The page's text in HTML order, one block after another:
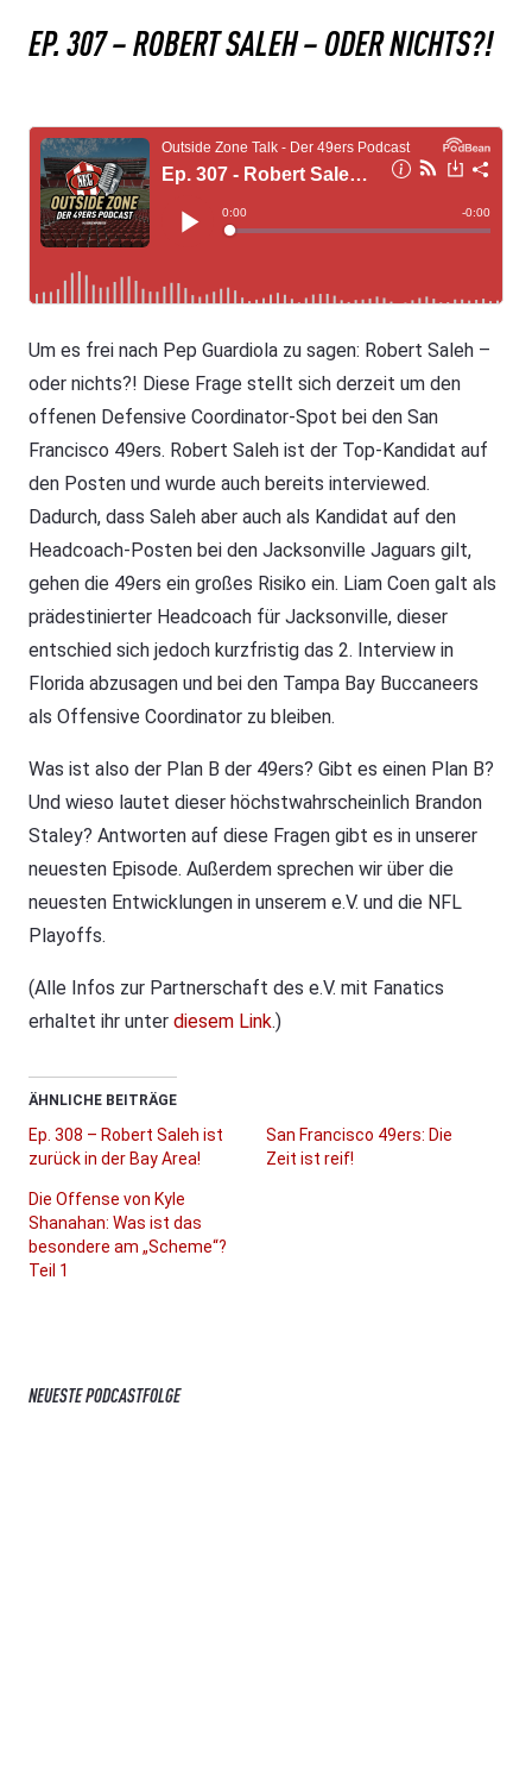
EP. 307 – ROBERT SALEH – ODER NICHTS?!
Um es frei nach Pep Guardiola zu sagen: Robert Saleh –
oder nichts?! Diese Frage stellt sich derzeit um den
offenen Defensive Coordinator-Spot bei den San
Francisco 49ers. Robert Saleh ist der Top-Kandidat auf
den Posten und wurde auch bereits interviewed.
Dadurch, dass Saleh aber auch als Kandidat auf den
Headcoach-Posten bei den Jacksonville Jaguars gilt,
gehen die 49ers ein großes Risiko ein. Liam Coen galt als
prädestinierter Headcoach für Jacksonville, dieser
entschied sich jedoch kurzfristig das 2. Interview in
Florida abzusagen und bei den Tampa Bay Buccaneers
als Offensive Coordinator zu bleiben.
Was ist also der Plan B der 49ers? Gibt es einen Plan B?
Und wieso lautet dieser höchstwahrscheinlich Brandon
Staley? Antworten auf diese Fragen gibt es in unserer
neuesten Episode. Außerdem sprechen wir über die
neuesten Entwicklungen in unserem e.V. und die NFL
Playoffs.
(Alle Infos zur Partnerschaft des e.V. mit Fanatics
erhaltet ihr unter diesem Link.)
ÄHNLICHE BEITRÄGE
Ep. 308 – Robert Saleh ist
zurück in der Bay Area!
San Francisco 49ers: Die
Zeit ist reif!
Die Offense von Kyle
Shanahan: Was ist das
besondere am „Scheme“?
Teil 1
NEUESTE PODCASTFOLGE